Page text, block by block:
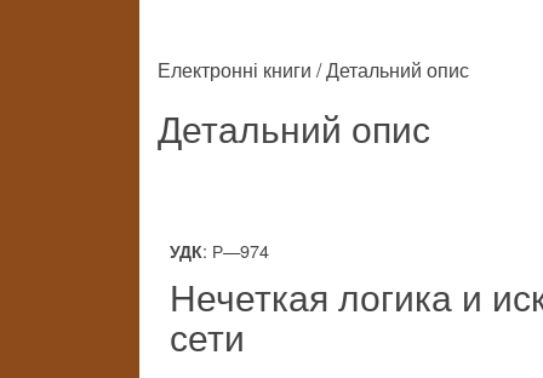
Електронні книги / Детальний опис
Детальний опис
УДК: Р—974
Нечеткая логика и
сети